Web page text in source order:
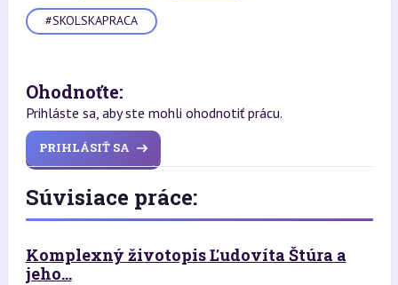
#SKOLSKAPRACA
Ohodnoťte:
Prihláste sa, aby ste mohli ohodnotiť prácu.
PRIHLÁSIŤ SA
Súvisiace práce:
Komplexný životopis Ľudovíta Štúra a
jeho...